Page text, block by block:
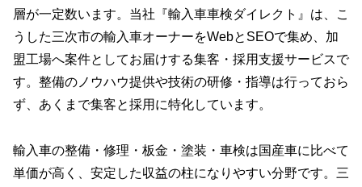
層が一定数います。当社『輸入車車検ダイレクト』は、こ
うした三次市の輸入車オーナーをWebとSEOで集め、加
盟工場へ案件としてお届けする集客・採用支援サービスで
す。整備のノウハウ提供や技術の研修・指導は行っておら
ず、あくまで集客と採用に特化しています。
輸入車の整備・修理・板金・塗装・車検は国産車に比べて
単価が高く、安定した収益の柱になりやすい分野です。三